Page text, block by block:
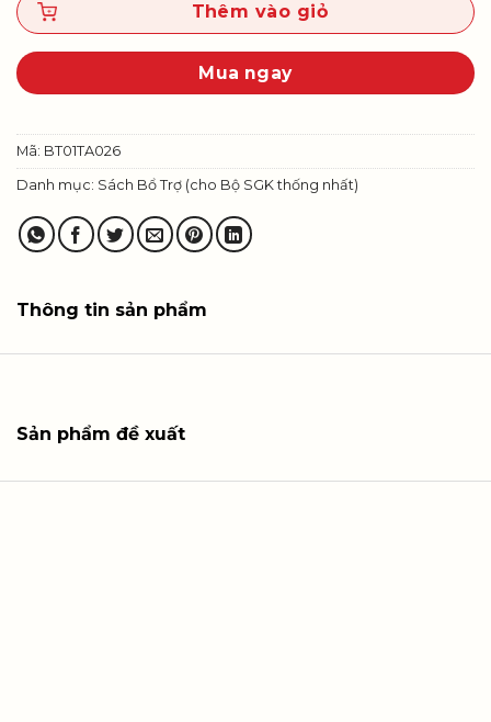
Thêm vào giỏ
Mua ngay
Mã: BT01TA026
Danh mục: Sách Bổ Trợ (cho Bộ SGK thống nhất)
Thông tin sản phẩm
Sản phẩm đề xuất